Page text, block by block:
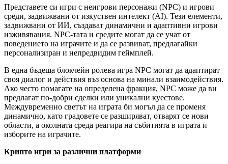
Представете си игри с неигрови персонажи (NPC) и игрови
среди, задвижвани от изкуствен интелект (AI). Тези елементи,
задвижвани от ИИ, създават динамични и адаптивни игрови
изживявания. NPC-тата и средите могат да се учат от
поведението на играчите и да се развиват, предлагайки
персонализиран и непредвидим геймплей.
В една бъдеща блокчейн ролева игра NPC могат да адаптират
своя диалог и действия въз основа на минали взаимодействия.
Ако често помагате на определена фракция, NPC може да ви
предлагат по-добри сделки или уникални куестове.
Междувременно светът на играта би могъл да се променя
динамично, като градовете се разширяват, отварят се нови
области, а околната среда реагира на събитията в играта и
изборите на играчите.
Крипто игри за различни платформи